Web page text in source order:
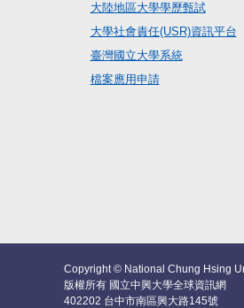
大陸地區大學學歷甄試
大學社會責任(USR)資訊平台
臺灣國立大學系統
檔案應用申請
Copyright © National Chung Hsing
版權所有 國立中興大學全球資訊網
402202 台中市南區興大路145號